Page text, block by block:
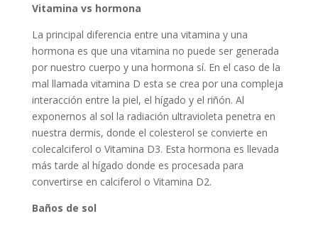
Vitamina vs hormona
La principal diferencia entre una vitamina y una
hormona es que una vitamina no puede ser generada
por nuestro cuerpo y una hormona sí. En el caso de la
mal llamada vitamina D esta se crea por una compleja
interacción entre la piel, el hígado y el riñón. Al
exponernos al sol la radiación ultravioleta penetra en
nuestra dermis, donde el colesterol se convierte en
colecalciferol o Vitamina D3. Esta hormona es llevada
más tarde al hígado donde es procesada para
convertirse en calciferol o Vitamina D2.
Baños de sol